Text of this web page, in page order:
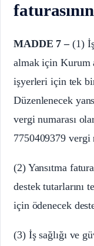
MADDE 7 – (1)
almak için Kurum
işyerleri için tek
Düzenlenecek
vergi numarası
7750409379 vergi
(2) Yansıtma
destek
için ödenecek
(3) İş sağlığı ve